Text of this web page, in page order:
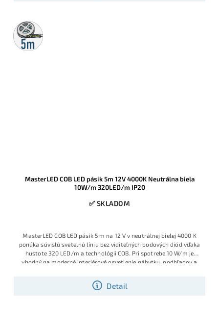
5m
rolka
MasterLED COB LED pásik 5m 12V 4000K Neutrálna biela
10W/m 320LED/m IP20
✅ SKLADOM
Detail
MasterLED COB LED pásik 5 m na 12 V v neutrálnej bielej 4000 K
ponúka súvislú svetelnú líniu bez viditeľných bodových diód vďaka
hustote 320 LED/m a technológii COB. Pri spotrebe 10 W/m je
vhodný na moderné interiérové osvetlenie nábytku, podhľadov a